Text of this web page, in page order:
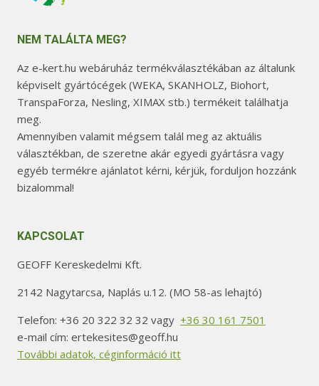
NEM TALÁLTA MEG?
Az e-kert.hu webáruház termékválasztékában az általunk
képviselt gyártócégek (WEKA, SKANHOLZ, Biohort,
TranspaForza, Nesling, XIMAX stb.) termékeit találhatja
meg.
Amennyiben valamit mégsem talál meg az aktuális
választékban, de szeretne akár egyedi gyártásra vagy
egyéb termékre ajánlatot kérni, kérjük, forduljon hozzánk
bizalommal!
KAPCSOLAT
GEOFF Kereskedelmi Kft.
2142 Nagytarcsa, Naplás u.12. (MO 58-as lehajtó)
Telefon: +36 20 322 32 32 vagy +36 30 161 7501
e-mail cím: ertekesites@geoff.hu
További adatok, céginformáció itt